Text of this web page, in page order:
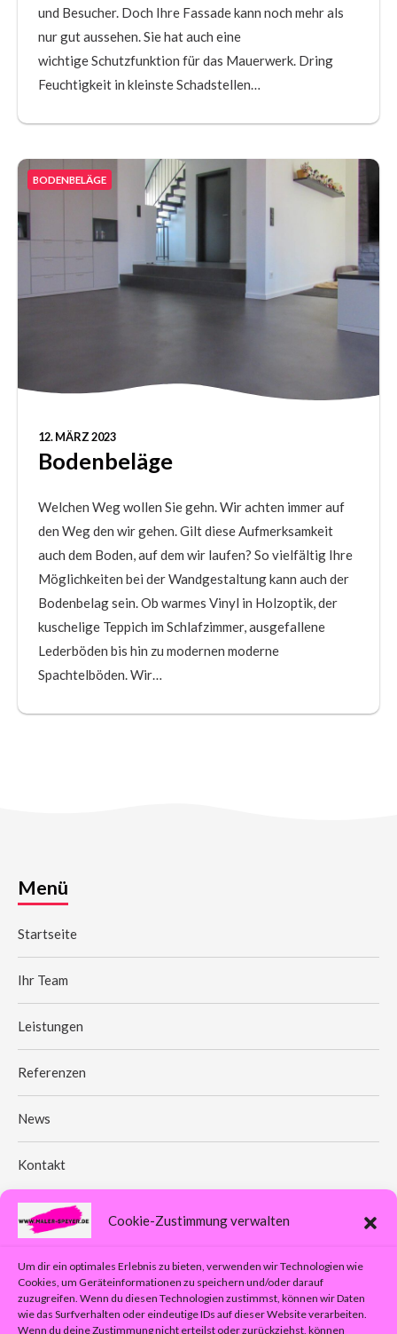
Cookie-Zustimmung verwalten
Um dir ein optimales Erlebnis zu bieten, verwenden wir Technologien wie
Cookies, um Geräteinformationen zu speichern und/oder darauf
zuzugreifen. Wenn du diesen Technologien zustimmst, können wir Daten
wie das Surfverhalten oder eindeutige IDs auf dieser Website verarbeiten.
Wenn du deine Zustimmung nicht erteilst oder zurückziehst, können
und Besucher. Doch Ihre Fassade kann noch mehr als
nur gut aussehen. Sie hat auch eine
wichtige Schutzfunktion für das Mauerwerk. Dring
Feuchtigkeit in kleinste Schadstellen…
BODENBELÄGE
12. MÄRZ 2023
Bodenbeläge
Welchen Weg wollen Sie gehn. Wir achten immer auf
den Weg den wir gehen. Gilt diese Aufmerksamkeit
auch dem Boden, auf dem wir laufen? So vielfältig Ihre
Möglichkeiten bei der Wandgestaltung kann auch der
Bodenbelag sein. Ob warmes Vinyl in Holzoptik, der
kuschelige Teppich im Schlafzimmer, ausgefallene
Lederböden bis hin zu modernen moderne
Spachtelböden. Wir…
Menü
Startseite
Ihr Team
Leistungen
Referenzen
News
Kontakt
Info
Impressum
Datenschutzerklärung